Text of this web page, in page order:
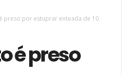
preso por estuprar enteada de 10
é preso